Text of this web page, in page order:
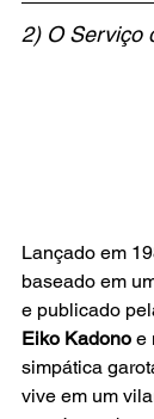
2) O Serviço
Lançado em
baseado em
e publicado
Eiko Kadono e
simpática
vive em um